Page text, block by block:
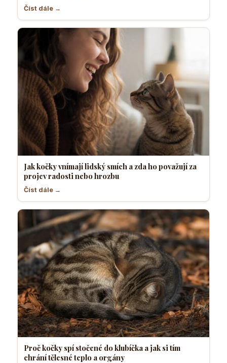
Číst dále →
Jak kočky vnímají lidský smích a zda ho považují za
projev radosti nebo hrozbu
Číst dále →
Proč kočky spí stočené do klubíčka a jak si tím
chrání tělesné teplo a orgány